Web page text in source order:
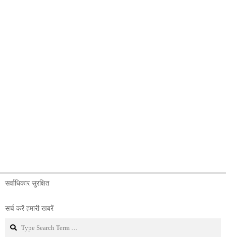
सर्वाधिकार सुरक्षित
सर्च करें हमारी खबरें